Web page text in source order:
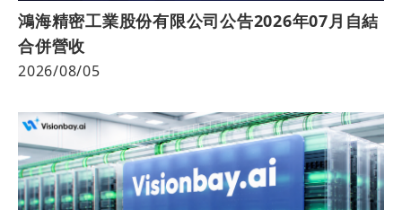
鴻海精密工業股份有限公司公告2026年07月自結
合併營收
2026/08/05